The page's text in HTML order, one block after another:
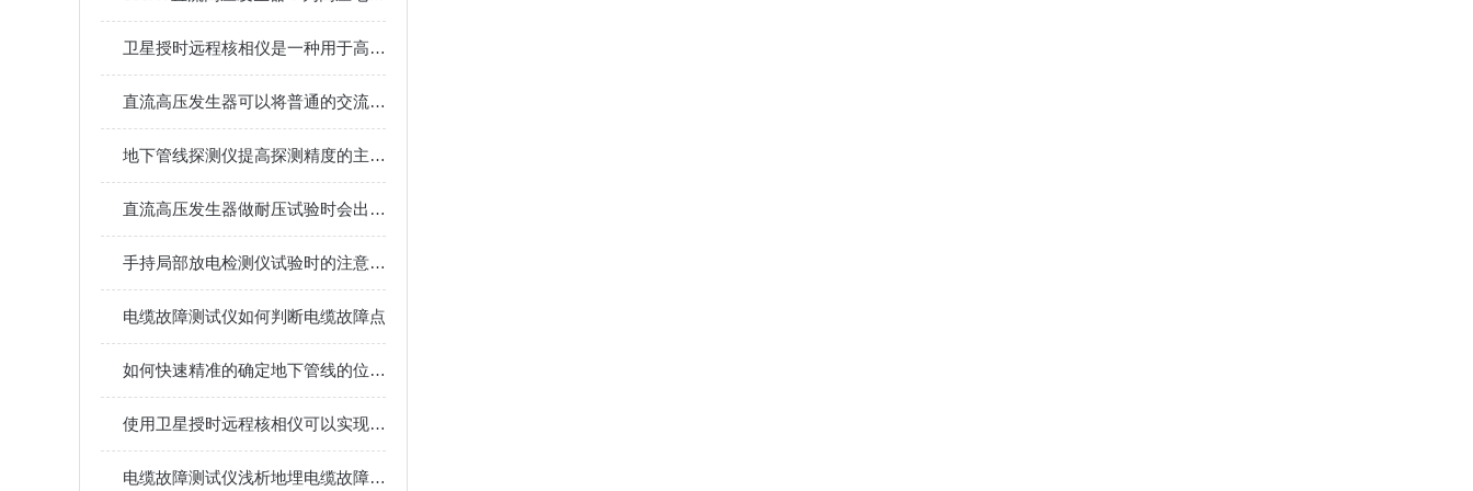
卫星授时远程核相仪是一种用于高压电力系统中相位测量的先进设备
直流高压发生器可以将普通的交流电压转换为连续的高电压直流电
地下管线探测仪提高探测精度的主要措施有以下几个方面
直流高压发生器做耐压试验时会出现什么问题
手持局部放电检测仪试验时的注意事项
电缆故障测试仪如何判断电缆故障点
如何快速精准的确定地下管线的位置和埋深
使用卫星授时远程核相仪可以实现高精度的定位和测量
电缆故障测试仪浅析地埋电缆故障查找三步走